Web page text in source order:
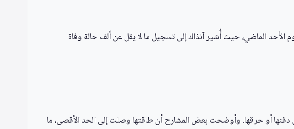
الأحد الماضي، حيث أُشير آنذاك إلى تسجيل ما لا يقل عن ألف حالة وفاة
أو حرقها. وأوضحت بعض المشارح أن طاقتها وصلت إلى الحد الأقصى، ما